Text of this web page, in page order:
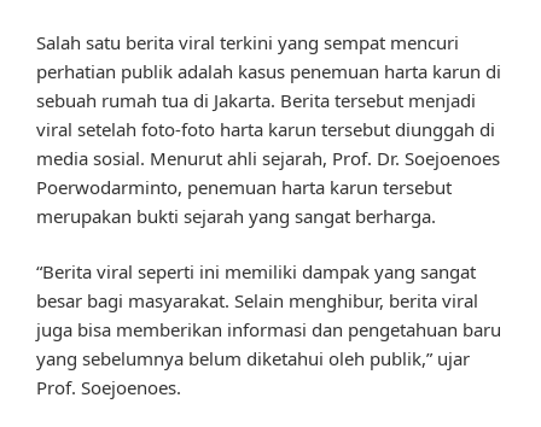
Salah satu berita viral terkini yang sempat mencuri
perhatian publik adalah kasus penemuan harta karun di
sebuah rumah tua di Jakarta. Berita tersebut menjadi
viral setelah foto-foto harta karun tersebut diunggah di
media sosial. Menurut ahli sejarah, Prof. Dr. Soejoenoes
Poerwodarminto, penemuan harta karun tersebut
merupakan bukti sejarah yang sangat berharga.
“Berita viral seperti ini memiliki dampak yang sangat
besar bagi masyarakat. Selain menghibur, berita viral
juga bisa memberikan informasi dan pengetahuan baru
yang sebelumnya belum diketahui oleh publik,” ujar
Prof. Soejoenoes.